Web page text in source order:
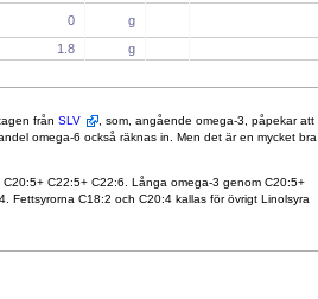
0 g
1.8 g
från SLV
, som, angående omega-3, påpekar att
omega-6 också räknas in. Men det är en mycket bra
C22:5+ C22:6. Långa omega-3 genom C20:5+
Fettsyrorna C18:2 och C20:4 kallas för övrigt Linolsyra